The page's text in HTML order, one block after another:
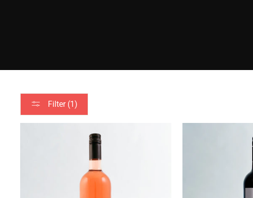
Filter (1)